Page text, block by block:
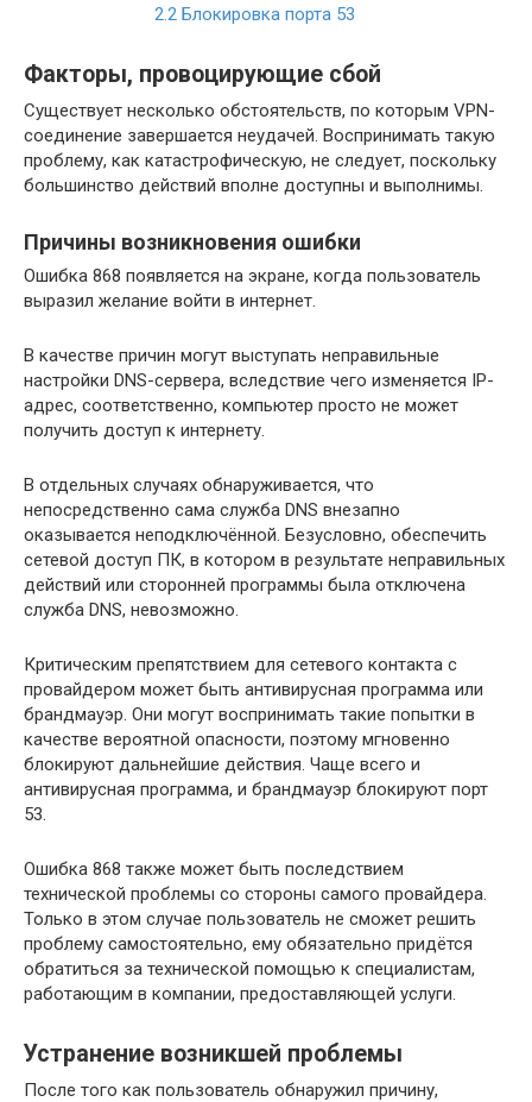
2.2 Блокировка порта 53
Факторы, провоцирующие сбой
Существует несколько обстоятельств, по которым VPN-
соединение завершается неудачей. Воспринимать такую
проблему, как катастрофическую, не следует, поскольку
большинство действий вполне доступны и выполнимы.
Причины возникновения ошибки
Ошибка 868 появляется на экране, когда пользователь
выразил желание войти в интернет.
В качестве причин могут выступать неправильные
настройки DNS-сервера, вследствие чего изменяется IP-
адрес, соответственно, компьютер просто не может
получить доступ к интернету.
В отдельных случаях обнаруживается, что
непосредственно сама служба DNS внезапно
оказывается неподключённой. Безусловно, обеспечить
сетевой доступ ПК, в котором в результате неправильных
действий или сторонней программы была отключена
служба DNS, невозможно.
Критическим препятствием для сетевого контакта с
провайдером может быть антивирусная программа или
брандмауэр. Они могут воспринимать такие попытки в
качестве вероятной опасности, поэтому мгновенно
блокируют дальнейшие действия. Чаще всего и
антивирусная программа, и брандмауэр блокируют порт
53.
Ошибка 868 также может быть последствием
технической проблемы со стороны самого провайдера.
Только в этом случае пользователь не сможет решить
проблему самостоятельно, ему обязательно придётся
обратиться за технической помощью к специалистам,
работающим в компании, предоставляющей услуги.
Устранение возникшей проблемы
После того как пользователь обнаружил причину,